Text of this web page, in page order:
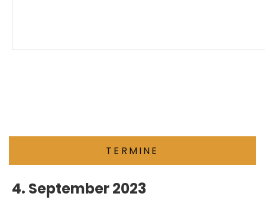
TERMINE
4. September 2023